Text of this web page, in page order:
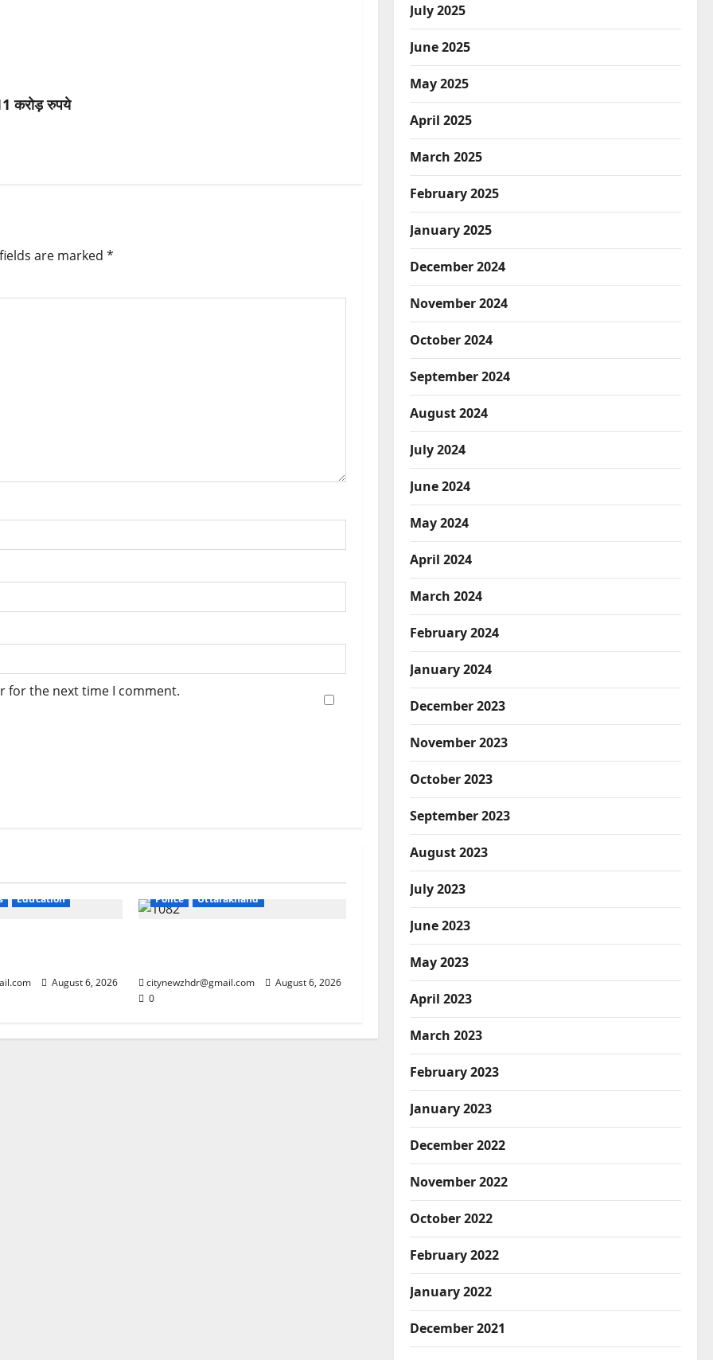
करोड़ रुपये
are marked *
for the next time I comment.
Education
August 6, 2026
Police
Uttarakhand
citynewzhdr@gmail.com
August 6, 2026
0
July 2025
June 2025
May 2025
April 2025
March 2025
February 2025
January 2025
December 2024
November 2024
October 2024
September 2024
August 2024
July 2024
June 2024
May 2024
April 2024
March 2024
February 2024
January 2024
December 2023
November 2023
October 2023
September 2023
August 2023
July 2023
June 2023
May 2023
April 2023
March 2023
February 2023
January 2023
December 2022
November 2022
October 2022
February 2022
January 2022
December 2021
Breaking News Education
झारखंड छात्र आंदोलन ने बढ़ाई
सरकार की मुश्किलें
Police Uttarakhand
साजिश नाकाम
4
5
1
Delhi Uttarakhand
ने की शिष्टाचार भेंट